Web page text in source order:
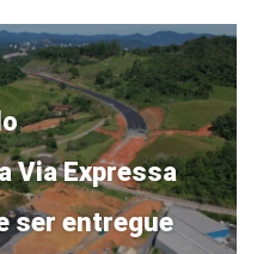
Via Expressa
ser entregue